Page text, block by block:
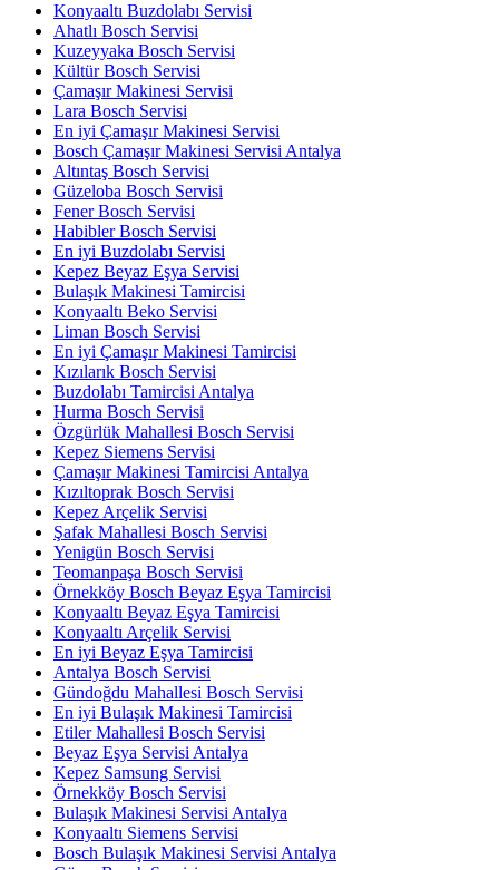
Konyaaltı Buzdolabı Servisi
Ahatlı Bosch Servisi
Kuzeyyaka Bosch Servisi
Kültür Bosch Servisi
Çamaşır Makinesi Servisi
Lara Bosch Servisi
En iyi Çamaşır Makinesi Servisi
Bosch Çamaşır Makinesi Servisi Antalya
Altıntaş Bosch Servisi
Güzeloba Bosch Servisi
Fener Bosch Servisi
Habibler Bosch Servisi
En iyi Buzdolabı Servisi
Kepez Beyaz Eşya Servisi
Bulaşık Makinesi Tamircisi
Konyaaltı Beko Servisi
Liman Bosch Servisi
En iyi Çamaşır Makinesi Tamircisi
Kızılarık Bosch Servisi
Buzdolabı Tamircisi Antalya
Hurma Bosch Servisi
Özgürlük Mahallesi Bosch Servisi
Kepez Siemens Servisi
Çamaşır Makinesi Tamircisi Antalya
Kızıltoprak Bosch Servisi
Kepez Arçelik Servisi
Şafak Mahallesi Bosch Servisi
Yenigün Bosch Servisi
Teomanpaşa Bosch Servisi
Örnekköy Bosch Beyaz Eşya Tamircisi
Konyaaltı Beyaz Eşya Tamircisi
Konyaaltı Arçelik Servisi
En iyi Beyaz Eşya Tamircisi
Antalya Bosch Servisi
Gündoğdu Mahallesi Bosch Servisi
En iyi Bulaşık Makinesi Tamircisi
Etiler Mahallesi Bosch Servisi
Beyaz Eşya Servisi Antalya
Kepez Samsung Servisi
Örnekköy Bosch Servisi
Bulaşık Makinesi Servisi Antalya
Konyaaltı Siemens Servisi
Bosch Bulaşık Makinesi Servisi Antalya